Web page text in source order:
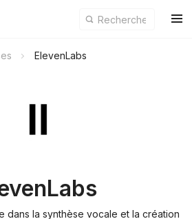
ElevenLabs
dans la synthèse vocale et la création